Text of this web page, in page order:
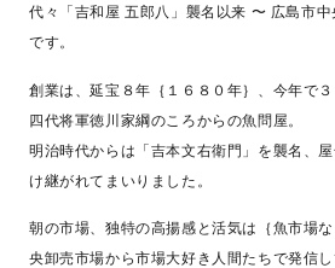
代々「吉和屋 五郎八」襲名以来 〜 広島市
です。
創業は、延宝８年｛１６８０年｝、今年で３
四代将軍徳川家綱のころからの魚問屋。
明治時代からは「吉本文右衛門」を襲名、
け継がれてまいりました。
朝の市場、独特の高揚感と活気は｛魚市場な
央卸売市場から市場大好き人間たちで発信し